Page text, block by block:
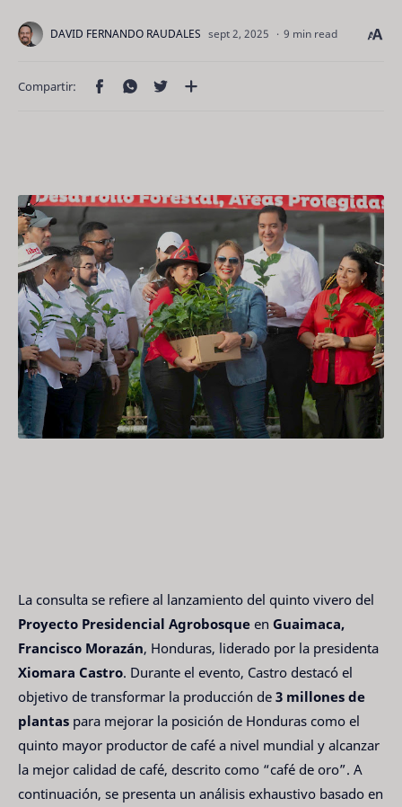
9 min read
La consulta se refiere al lanzamiento del quinto vivero del
Proyecto Presidencial Agrobosque en Guaimaca,
Francisco Morazán, Honduras, liderado por la presidenta
Xiomara Castro. Durante el evento, Castro destacó el
objetivo de transformar la producción de 3 millones de
plantas para mejorar la posición de Honduras como el
quinto mayor productor de café a nivel mundial y alcanzar
la mejor calidad de café, descrito como “café de oro”. A
continuación, se presenta un análisis exhaustivo basado en